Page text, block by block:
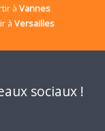
à Vannes
àVersailles
sociaux !